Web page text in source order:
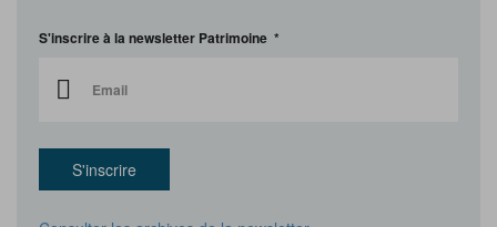
S'inscrire à la newsletter Patrimoine *
S'inscrire